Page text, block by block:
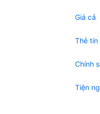
Giá cả
Thẻ tín
Chính
Tiện